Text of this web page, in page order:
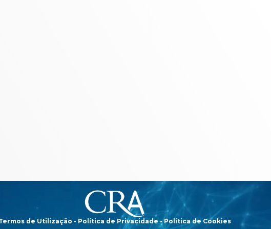
de Utilização • Política de Privacidade•Política de Cookies